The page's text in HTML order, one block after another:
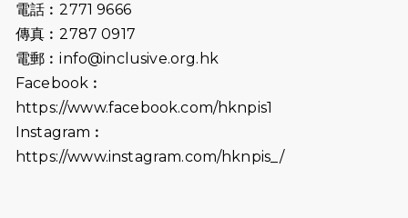
2026-06-25
（19:00開始）
2026-06-18
猛龍長跑隊恆常練習 - 6月18日
2026-06-11
猛龍長跑隊恆常練習 - 6月11日（19:00
電話︰2771 9666
傳真︰2787 0917
電郵︰info@inclusive.org.hk
Facebook︰
https://www.facebook.com/hknpis1
Instagram︰
https://www.instagram.com/hknpis_/